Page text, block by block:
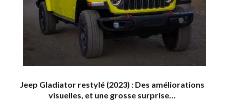
Jeep Gladiator restylé (2023) : Des améliorations
visuelles, et une grosse surprise…